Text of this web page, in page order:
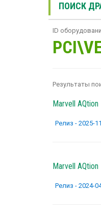
ПОИСК
ID
Результаты
Marvell
Релиз - 2025-
Marvell
Релиз - 2024-